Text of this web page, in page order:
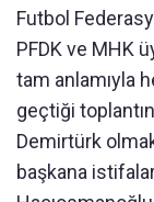
Futbol
PFDK ve MHK
tam anlamıyla
geçtiği
Demirtürk
başkana